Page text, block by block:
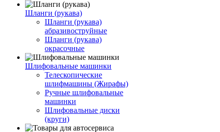
Шланги (рукава)
Шланги (рукава)
абразивоструйные
Шланги (рукава)
окрасочные
Шлифовальные машинки
Телескопические
шлифмашины (Жирафы)
Ручные шлифовальные
машинки
Шлифовальные диски
(круги)